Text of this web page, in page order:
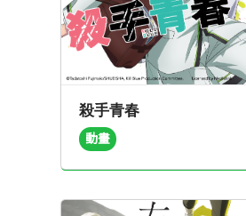
殺手青春
動畫